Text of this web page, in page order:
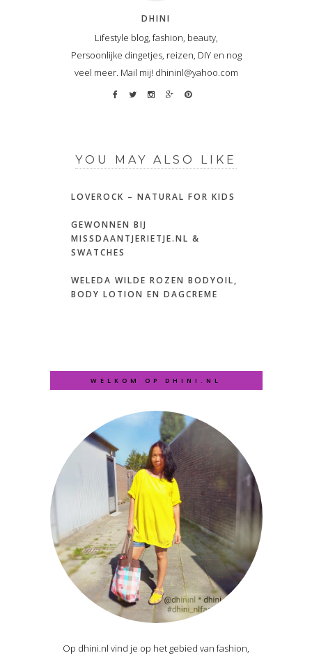
DHINI
Lifestyle blog, fashion, beauty,
Persoonlijke dingetjes, reizen, DIY en nog
veel meer. Mail mij! dhininl@yahoo.com
YOU MAY ALSO LIKE
LOVEROCK – NATURAL FOR KIDS
GEWONNEN BIJ
MISSDAANTJERIETJE.NL &
SWATCHES
WELEDA WILDE ROZEN BODYOIL,
BODY LOTION EN DAGCREME
WELKOM OP DHINI.NL
Op dhini.nl vind je op het gebied van fashion,